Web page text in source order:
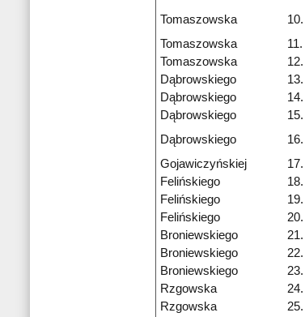
Tomaszowska 10.
Tomaszowska 11.
Tomaszowska
12.
Dąbrowskiego
13.
Dąbrowskiego
14.
Dąbrowskiego
15.
Dąbrowskiego
16.
Gojawiczyńskiej 17.
Felińskiego
18.
Felińskiego
19.
Felińskiego
20.
Broniewskiego
21.
Broniewskiego
22.
Broniewskiego
23.
Rzgowska
24.
Rzgowska
25.